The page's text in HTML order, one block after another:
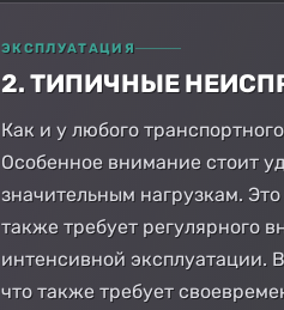
ЭКСПЛУАТАЦИЯ
2. ТИПИЧНЫЕ
Как и у любого
Особенное внимание стоит
значительным нагрузкам.
также требует регулярного
интенсивной эксплуатации.
что также требует